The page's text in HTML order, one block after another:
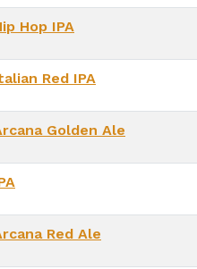
Hop IPA
Red IPA
Golden Ale
Red Ale